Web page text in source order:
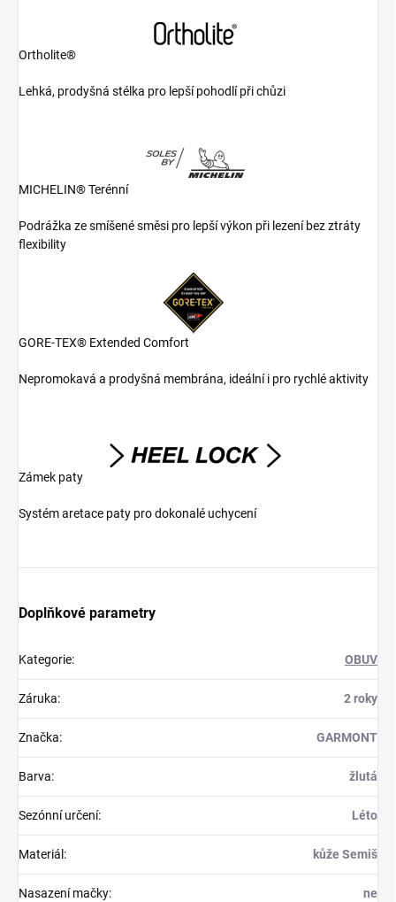
Ortholite®
Lehká, prodyšná stélka pro lepší pohodlí při chůzi
MICHELIN® Terénní
Podrážka ze smíšené směsi pro lepší výkon při lezení bez ztráty
flexibility
GORE-TEX® Extended Comfort
Nepromokavá a prodyšná membrána, ideální i pro rychlé aktivity
Zámek paty
Systém aretace paty pro dokonalé uchycení
Doplňkové parametry
Kategorie: OBUV
Záruka: 2 roky
Značka: GARMONT
Barva: žlutá
Sezónní určení: Léto
Materiál : kůže Semiš
Nasazení mačky: ne